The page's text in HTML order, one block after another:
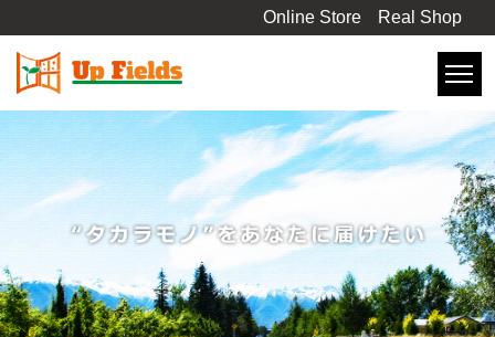
Online Store Real Shop